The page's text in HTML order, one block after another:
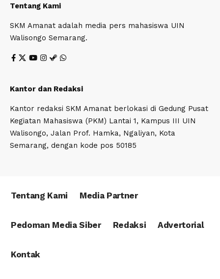
Tentang Kami
SKM Amanat adalah media pers mahasiswa UIN
Walisongo Semarang.
Kantor dan Redaksi
Kantor redaksi SKM Amanat berlokasi di Gedung Pusat
Kegiatan Mahasiswa (PKM) Lantai 1, Kampus III UIN
Walisongo, Jalan Prof. Hamka, Ngaliyan, Kota
Semarang, dengan kode pos 50185
Tentang Kami Media Partner
Pedoman Media Siber Redaksi Advertorial
Kontak